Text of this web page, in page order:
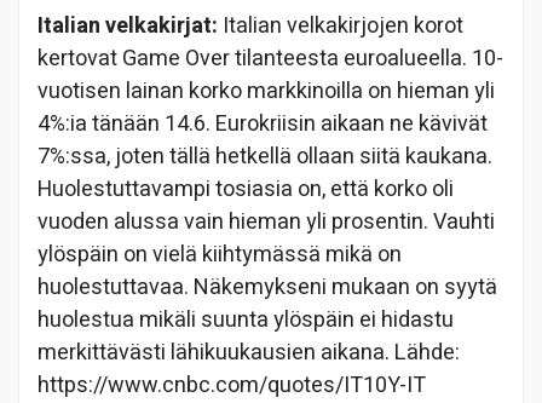
Italian velkakirjat: Italian velkakirjojen korot
kertovat Game Over tilanteesta euroalueella. 10-
vuotisen lainan korko markkinoilla on hieman yli
4%:ia tänään 14.6. Eurokriisin aikaan ne kävivät
7%:ssa, joten tällä hetkellä ollaan siitä kaukana.
Huolestuttavampi tosiasia on, että korko oli
vuoden alussa vain hieman yli prosentin. Vauhti
ylöspäin on vielä kiihtymässä mikä on
huolestuttavaa. Näkemykseni mukaan on syytä
huolestua mikäli suunta ylöspäin ei hidastu
merkittävästi lähikuukausien aikana. Lähde:
https://www.cnbc.com/quotes/IT10Y-IT